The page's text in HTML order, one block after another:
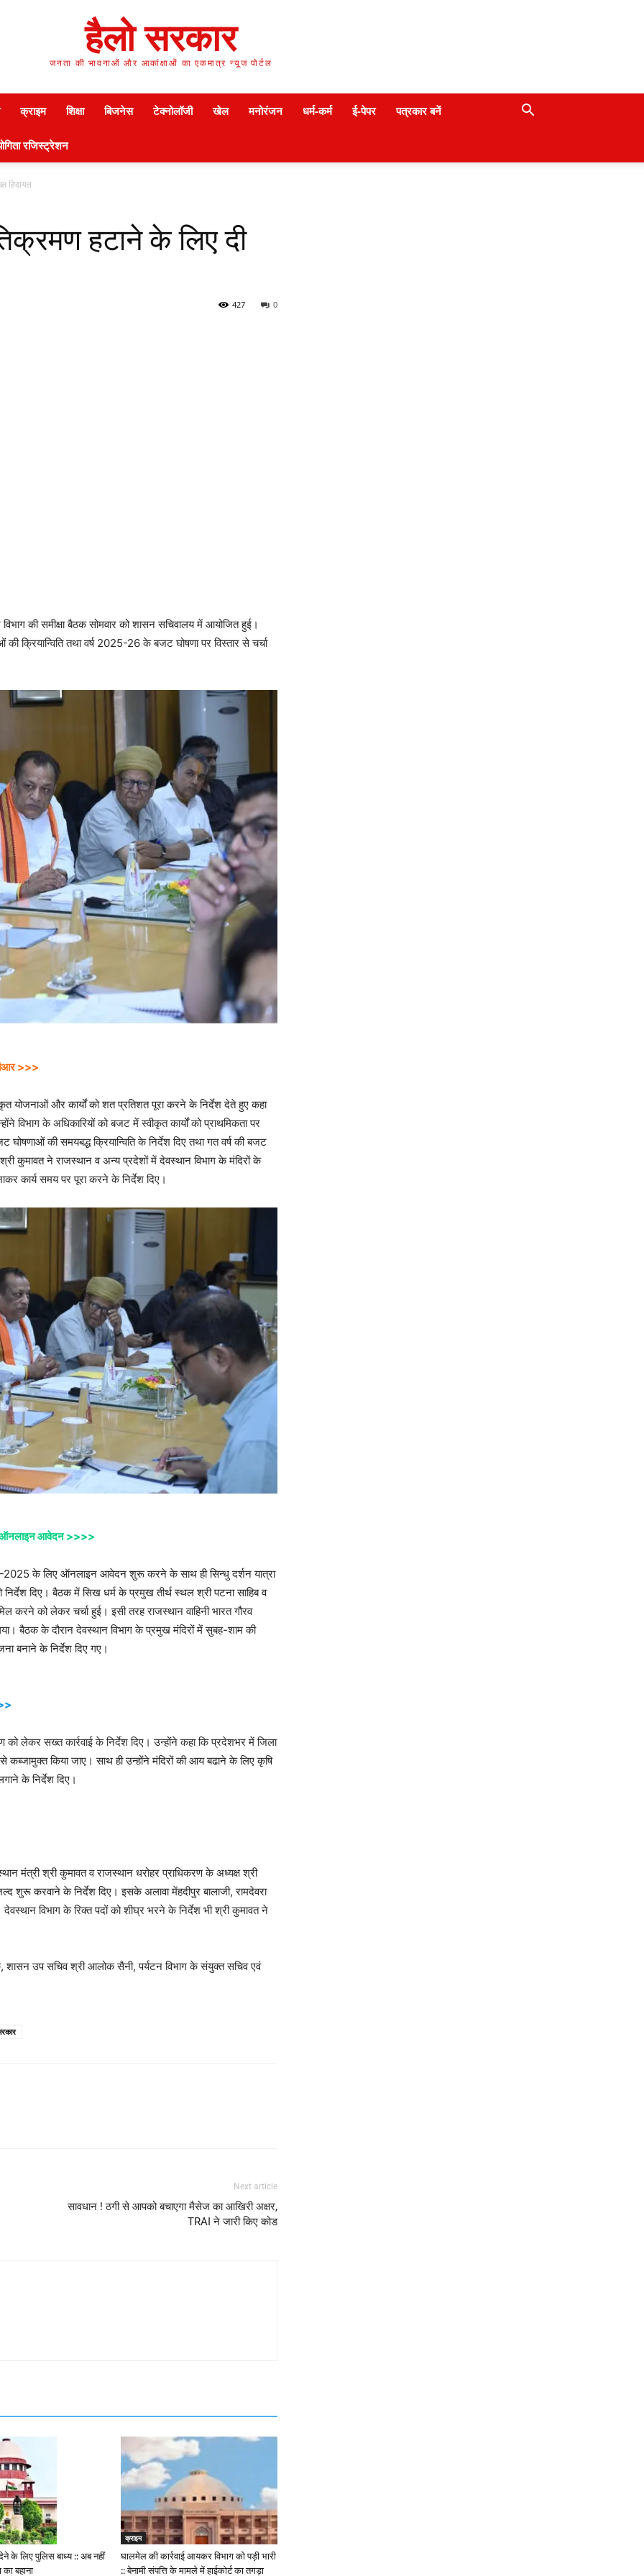
हैलो सरकार
जनता की भावनाओं और आकांक्षाओं का एकमात्र न्यूज पोर्टल
क्राइम शिक्षा बिजनेस टेक्नोलॉजी खेल मनोरंजन धर्म-कर्म ई-पेपर पत्रकार बनें
रजिस्ट्रेशन
हिदायत
हटाने के लिए दी
0
427
की समीक्षा बैठक सोमवार को शासन सचिवालय में आयोजित हुई।
क्रियान्विति तथा वर्ष 2025-26 के बजट घोषणा पर विस्तार से चर्चा
>>>
योजनाओं और कार्यों को शत प्रतिशत पूरा करने के निर्देश देते हुए कहा
विभाग के अधिकारियों को बजट में स्वीकृत कार्यों को प्राथमिकता पर
की समयबद्ध क्रियान्विति के निर्देश दिए तथा गत वर्ष की बजट
कुमावत ने राजस्थान व अन्य प्रदेशों में देवस्थान विभाग के मंदिरों के
कार्य समय पर पूरा करने के निर्देश दिए।
ऑनलाइन आवेदन >>>>
2025 के लिए ऑनलाइन आवेदन शुरू करने के साथ ही सिन्धु दर्शन यात्रा
दिए। बैठक में सिख धर्म के प्रमुख तीर्थ स्थल श्री पटना साहिब व
करने को लेकर चर्चा हुई। इसी तरह राजस्थान वाहिनी भारत गौरव
बैठक के दौरान देवस्थान विभाग के प्रमुख मंदिरों में सुबह-शाम की
बनाने के निर्देश दिए गए।
लेकर सख्त कार्रवाई के निर्देश दिए। उन्होंने कहा कि प्रदेशभर में जिला
किया जाए। साथ ही उन्होंने मंदिरों की आय बढाने के लिए कृषि
के निर्देश दिए।
मंत्री श्री कुमावत व राजस्थान धरोहर प्राधिकरण के अध्यक्ष श्री
करवाने के निर्देश दिए। इसके अलावा मेंहदीपुर बालाजी, रामदेवरा
विभाग के रिक्त पदों को शीघ्र भरने के निर्देश भी श्री कुमावत ने
उप सचिव श्री आलोक सैनी, पर्यटन विभाग के संयुक्त सचिव एवं
Next article
सावधान ! ठगी से आपको बचाएगा मैसेज का आखिरी अक्षर,
TRAI ने जारी किए कोड
के लिए पुलिस बाध्य :: अब नहीं
का बहाना
क्राइम
घालमेल की कार्रवाई आयकर विभाग को पड़ी भारी
:: बेनामी संपत्ति के मामले में हाईकोर्ट का तगड़ा